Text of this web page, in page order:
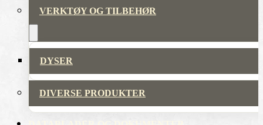
VERKTØY OG TILBEHØR
DYSER
DIVERSE PRODUKTER